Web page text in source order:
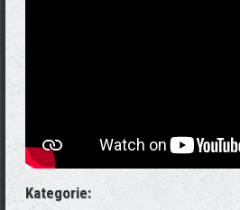
Kategorie: